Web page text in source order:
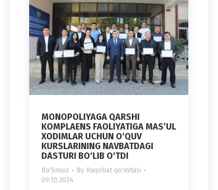
MONOPOLIYAGA QARSHI
KOMPLAENS FAOLIYATIGA MAS’UL
XODIMLAR UCHUN O‘QUV
KURSLARINING NAVBATDAGI
DASTURI BO‘LIB O‘TDI
Bo'limsiz By Raqobat qo'mitasi
09.10.2024